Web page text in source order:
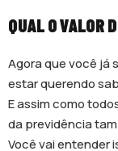
QUAL O VALOR
Agora que você já
estar querendo
E assim como
da previdência
Você vai entender